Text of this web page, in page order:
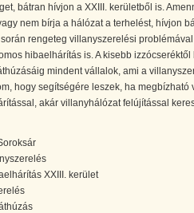
bátran hívjon a XXIII. kerületből is.
nem bírja a hálózat a terhelést, hívjon
rengeteg villanyszerelési
hibaelhárítás is. A kisebb
mindent vállalok, ami a
hogy segítségére leszek, ha megbízható
akár villanyhálózat felújítással
XXIII. kerület